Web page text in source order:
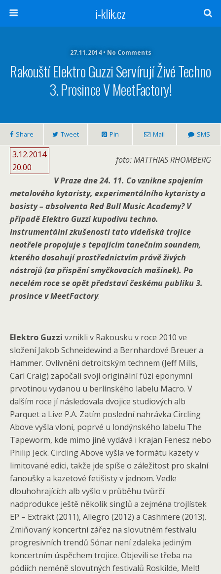
i-klik.cz
27.11.2014 • No Comments
Rakouští Elektro Guzzi Servírují Živé Techno
3. Prosince V MeetFactory!
Share Tweet Pin Mail SMS
3.12.2014
20.00
foto: MATTHIAS RHOMBERG
V Praze dne 24. 11. Co vznikne spojením
metalového kytaristy, experimentálního kytaristy a
basisty – absolventa Red Bull Music Academy? V
případě Elektro Guzzi kupodivu techno.
Instrumentální zkušenosti tato vídeňská trojice
neotřele propojuje s tepajícím tanečním soundem,
kterého dosahují prostřednictvím právě živých
nástrojů (za přispění smyčkovacích mašinek). Po
necelém roce se opět představí českému publiku 3.
prosince v MeetFactory.
Elektro Guzzi vznikli v Rakousku v roce 2010 ve
složení Jakob Schneidewind a Bernhardové Breuer a
Hammer. Ovlivněni detroitským technem (Jeff Mills,
Carl Craig) započali svojí originální fúzi eponymní
prvotinou vydanou u berlínského labelu Macro. V
dalším roce jí následovala dvojice studiových alb
Parquet a Live P.A. Zatím poslední nahrávka Circling
Above vyšla vloni, poprvé u londýnského labelu The
Tapeworm, kde mimo jiné vydává i krajan Fenesz nebo
Philip Jeck. Circling Above vyšla ve formátu kazety v
limitované edici, takže jde spíše o záležitost pro skalní
fanoušky a kazetové fetišisty v jednom. Vedle
dlouhohrajících alb vyšlo v průběhu tvůrčí
nadprodukce ještě několik singlů a zejména trojlístek
EP – Extrakt (2011), Allegro (2012) a Cashmere (2013).
Zmiňovaný koncertní zářez na slovutném festivalu
progresivních trendů Sónar není zdaleka jediným
koncertním úspěchem trojice. Objevili se třeba na
pódiích neméně slovutných festivalů Roskilde, Melt!